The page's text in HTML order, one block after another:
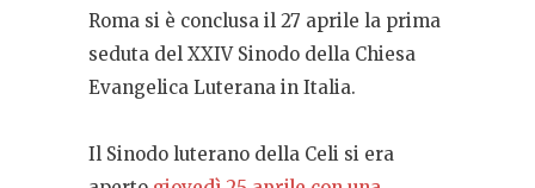
Roma si è conclusa il 27 aprile la prima
seduta del XXIV Sinodo della Chiesa
Evangelica Luterana in Italia.
Il Sinodo luterano della Celi si era